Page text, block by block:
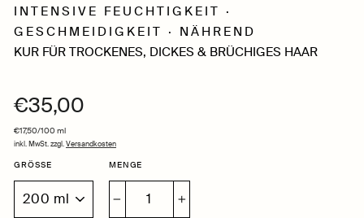
INTENSIVE FEUCHTIGKEIT ·
GESCHMEIDIGKEIT · NÄHREND
KUR FÜR TROCKENES, DICKES & BRÜCHIGES HAAR
Normaler
€35,00
€17,50/100 ml
inkl. MwSt. zzgl.Versandkosten
GRÖSSE MENGE
+